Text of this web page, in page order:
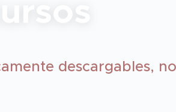
descargables,